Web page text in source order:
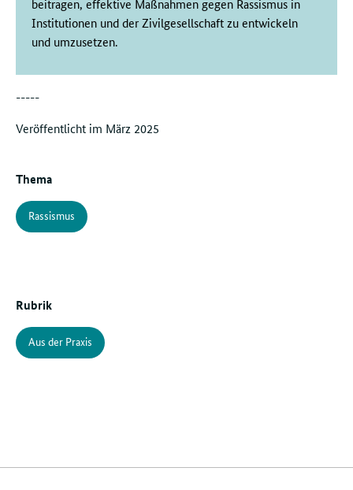
beitragen, effektive Maßnahmen gegen Rassismus in
Institutionen und der Zivilgesellschaft zu entwickeln
und umzusetzen.
-----
Veröffentlicht im März 2025
Thema
Rassismus
Rubrik
Aus der Praxis